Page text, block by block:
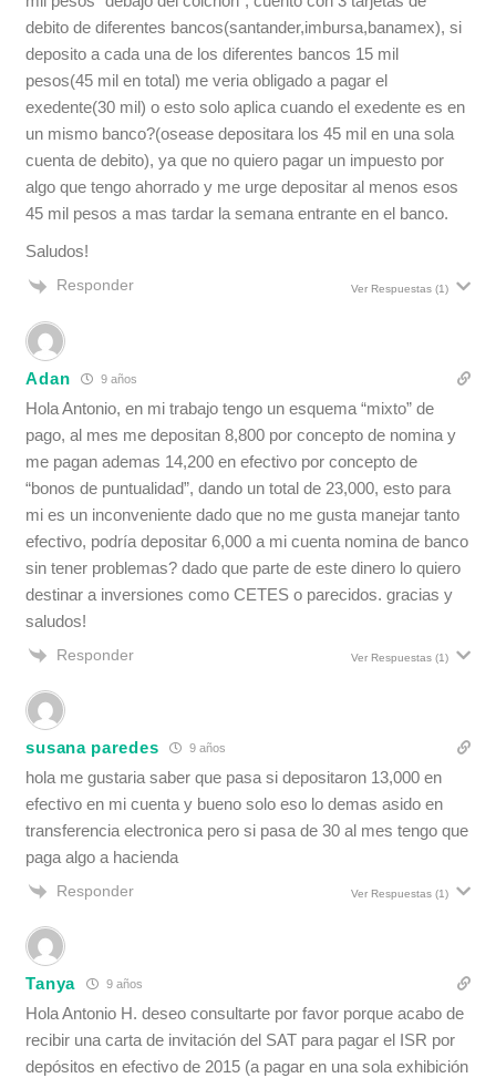
debito de diferentes bancos(santander,imbursa,banamex), si
deposito a cada una de los diferentes bancos 15 mil
pesos(45 mil en total) me veria obligado a pagar el
exedente(30 mil) o esto solo aplica cuando el exedente es en
un mismo banco?(osease depositara los 45 mil en una sola
cuenta de debito), ya que no quiero pagar un impuesto por
algo que tengo ahorrado y me urge depositar al menos esos
45 mil pesos a mas tardar la semana entrante en el banco.
Saludos!
Responder Ver Respuestas(1)
Adan 9 años
Hola Antonio, en mi trabajo tengo un esquema “mixto” de
pago, al mes me depositan 8,800 por concepto de nomina y
me pagan ademas 14,200 en efectivo por concepto de
“bonos de puntualidad”, dando un total de 23,000, esto para
mi es un inconveniente dado que no me gusta manejar tanto
efectivo, podría depositar 6,000 a mi cuenta nomina de banco
sin tener problemas? dado que parte de este dinero lo quiero
destinar a inversiones como CETES o parecidos. gracias y
saludos!
Responder Ver Respuestas(1)
susana paredes 9 años
hola me gustaria saber que pasa si depositaron 13,000 en
efectivo en mi cuenta y bueno solo eso lo demas asido en
transferencia electronica pero si pasa de 30 al mes tengo que
paga algo a hacienda
Responder Ver Respuestas(1)
Tanya 9 años
Hola Antonio H. deseo consultarte por favor porque acabo de
recibir una carta de invitación del SAT para pagar el ISR por
depósitos en efectivo de 2015 (a pagar en una sola exhibición